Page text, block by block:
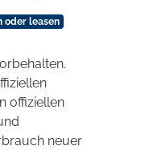
oder leasen
offiziellen
neuer